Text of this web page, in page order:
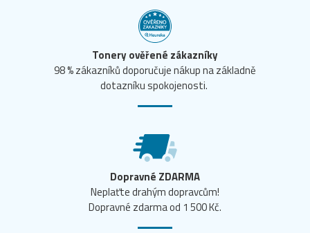
Tonery ověřené zákazníky
98 % zákazníků doporučuje nákup na základně
dotazníku spokojenosti.
Dopravné ZDARMA
Neplaťte drahým dopravcům!
Dopravné zdarma od 1 500 Kč.